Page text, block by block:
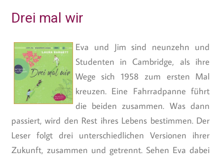
Drei mal wir
Eva und Jim sind neunzehn und
Studenten in Cambridge, als ihre
Wege sich 1958 zum ersten Mal
kreuzen. Eine Fahrradpanne führt
die beiden zusammen. Was dann
passiert, wird den Rest ihres Lebens bestimmen. Der
Leser folgt drei unterschiedlichen Versionen ihrer
Zukunft, zusammen und getrennt. Sehen Eva dabei